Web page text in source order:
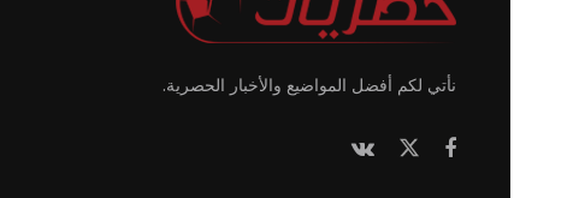
نأتي لكم أفضل المواضيع والأخبار الحصرية.